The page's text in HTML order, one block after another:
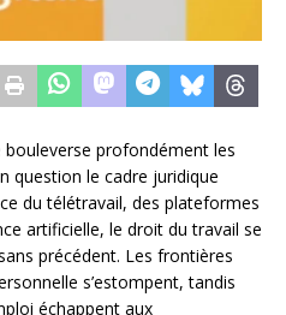
profondément les
question le cadre juridique
du télétravail, des plateformes
artificielle, le droit du travail se
précédent. Les frontières
s’estompent, tandis
échappent aux